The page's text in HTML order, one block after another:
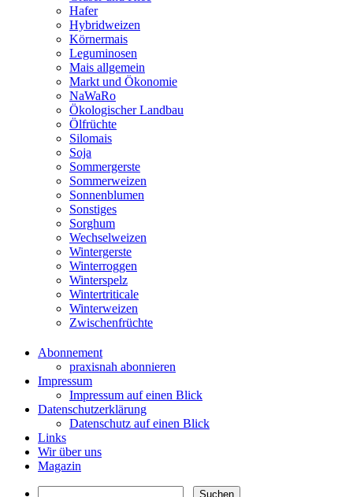
Hafer
Hybridweizen
Körnermais
Leguminosen
Mais allgemein
Markt und Ökonomie
NaWaRo
Ökologischer Landbau
Ölfrüchte
Silomais
Soja
Sommergerste
Sommerweizen
Sonnenblumen
Sonstiges
Sorghum
Wechselweizen
Wintergerste
Winterroggen
Winterspelz
Wintertriticale
Winterweizen
Zwischenfrüchte
Abonnement
praxisnah abonnieren
Impressum
Impressum auf einen Blick
Datenschutzerklärung
Datenschutz auf einen Blick
Links
Wir über uns
Magazin